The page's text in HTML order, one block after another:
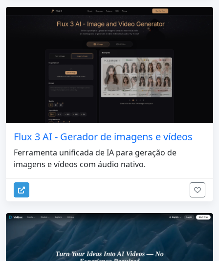
Flux 3 AI - Gerador de imagens e vídeos
Ferramenta unificada de IA para geração de
imagens e vídeos com áudio nativo.